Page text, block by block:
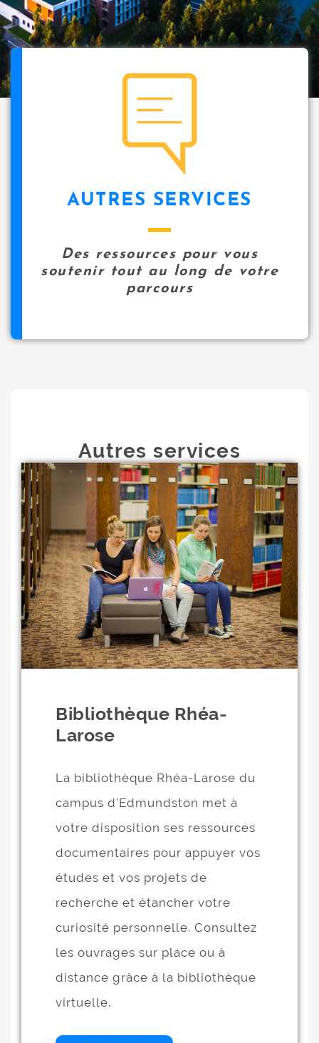
i
p
icon
AUTRES SERVICES
Des ressources pour vous
soutenir tout au long de votre
parcours
Autres services
Bibliothèque Rhéa-
Larose
La bibliothèque Rhéa-Larose du
campus d'Edmundston met à
votre disposition ses ressources
documentaires pour appuyer vos
études et vos projets de
recherche et étancher votre
curiosité personnelle. Consultez
les ouvrages sur place ou à
distance grâce à la bibliothèque
virtuelle.